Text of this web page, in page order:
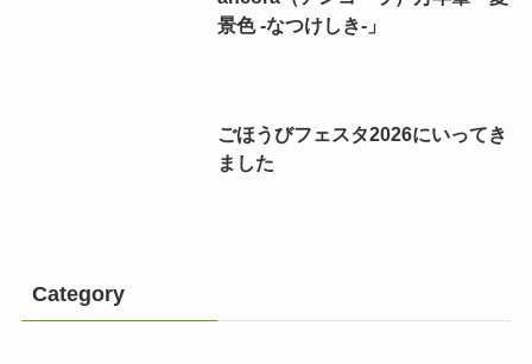
景色 -なつけしき-」
ごほうびフェスタ2026にいってき
ました
Category